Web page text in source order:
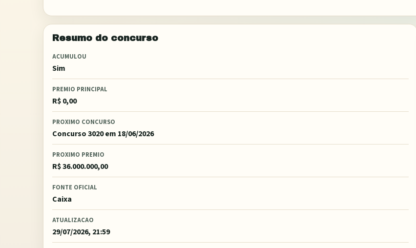
Resumo do concurso
ACUMULOU
Sim
PREMIO PRINCIPAL
R$ 0,00
PROXIMO CONCURSO
Concurso 3020em 18/06/2026
PROXIMO PREMIO
R$ 36.000.000,00
FONTE OFICIAL
Caixa
ATUALIZACAO
29/07/2026, 21:59